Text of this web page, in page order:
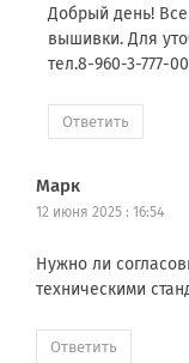
Добрый день! Все
вышивки. Для
тел.8-960-3-777-
Ответить
Марк
12 июня 2025 : 16:54
Нужно ли
техническими
Ответить